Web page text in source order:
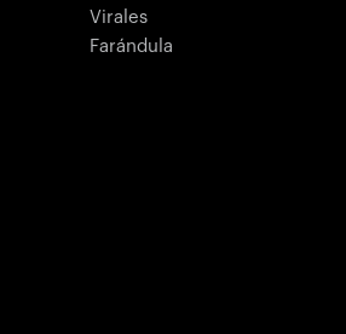
Virales
Farándula